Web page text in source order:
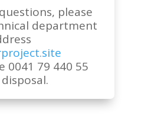
please
department
0041 79 440 55